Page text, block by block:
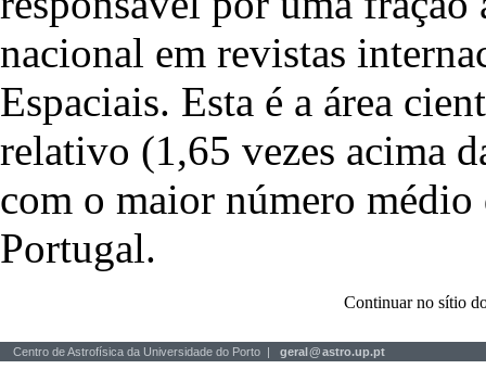
nacional em revistas
Espaciais. Esta é a área
relativo (1,65 vezes acima
com o maior número
Portugal.
Continuar no sítio
Centro de Astrofísica da Universidade do Porto | geral@astro.up.pt